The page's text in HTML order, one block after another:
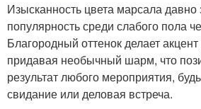
Изысканность цвета марсала
популярность среди слабого пола
Благородный оттенок делает
придавая необычный шарм, что
результат любого мероприятия,
свидание или деловая встреча.